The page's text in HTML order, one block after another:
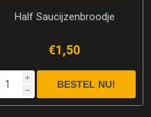
Half Saucijzenbroodje
€1,50
i
h